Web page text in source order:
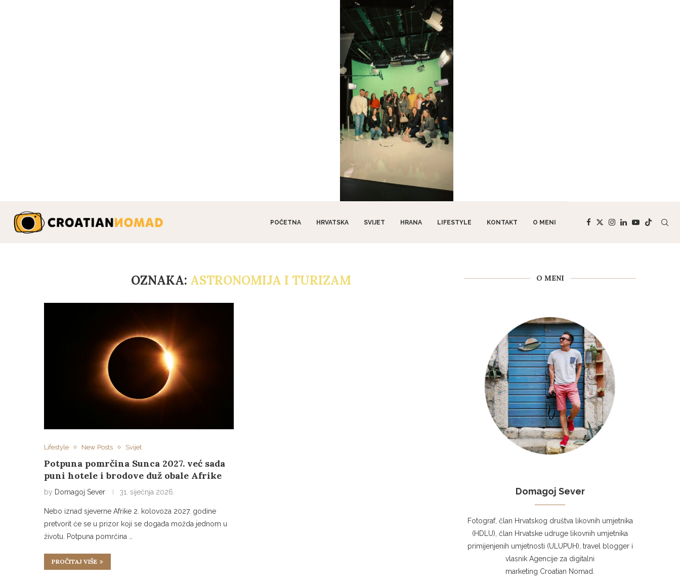
POČETNA HRVATSKA SVIJET HRANA LIFESTYLE KONTAKT O MENI
OZNAKA: ASTRONOMIJA I TURIZAM
Lifestyle New Posts Svijet
Potpuna pomrčina Sunca 2027. već sada
puni hotele i brodove duž obale Afrike
by Domagoj Sever 31. siječnja 2026.
Nebo iznad sjeverne Afrike 2. kolovoza 2027. godine
pretvorit će se u prizor koji se događa možda jednom u
životu. Potpuna pomrčina …
PROČITAJ VIŠE
O MENI
Domagoj Sever
Fotograf, član Hrvatskog društva likovnih umjetnika
(HDLU), član Hrvatske udruge likovnih umjetnika
primijenjenih umjetnosti (ULUPUH), travel blogger i
vlasnik Agencije za digitalni
marketing Croatian Nomad.